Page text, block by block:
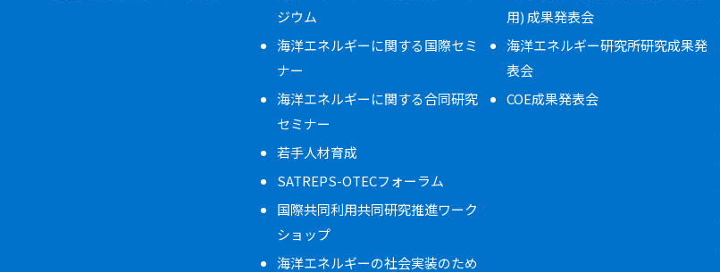
ジウム
海洋エネルギーに関する国際セミ
ナー
海洋エネルギーに関する合同研究
セミナー
若手人材育成
SATREPS-OTECフォーラム
国際共同利用共同研究推進ワーク
ショップ
海洋エネルギーの社会実装のため
用) 成果発表会
海洋エネルギー研究所研究成果発
表会
COE成果発表会